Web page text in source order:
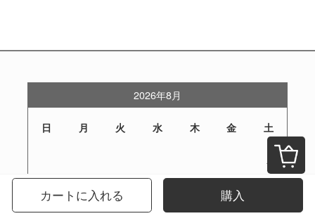
カートに入れる 購入
2026年8月
日 月 火 水 木 金 土
1
2 3 4 7